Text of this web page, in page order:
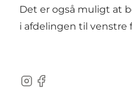
Det er også muligt at
i afdelingen til venstre
Instagram
Facebook